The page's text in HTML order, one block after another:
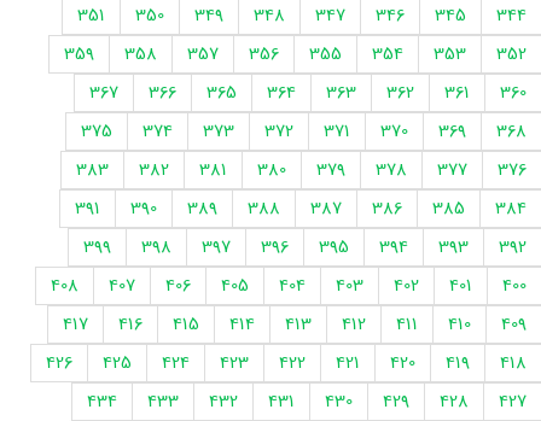
344
345
346
347
348
349
350
351
352
353
354
355
356
357
358
359
360
361
362
363
364
365
366
367
368
369
370
371
372
373
374
375
376
377
378
379
380
381
382
383
384
385
386
387
388
389
390
391
392
393
394
395
396
397
398
399
400
401
402
403
404
405
406
407
408
409
410
411
412
413
414
415
416
417
418
419
420
421
422
423
424
425
426
427
428
429
430
431
432
433
434